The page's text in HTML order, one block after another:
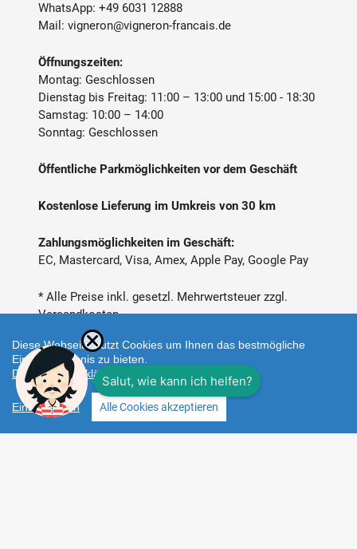
WhatsApp: +49 6031 12888
Mail: vigneron@vigneron-francais.de
Öffnungszeiten:
Montag: Geschlossen
Dienstag bis Freitag: 11:00 – 13:00 und 15:00 - 18:30
Samstag: 10:00 – 14:00
Sonntag: Geschlossen
Öffentliche Parkmöglichkeiten vor dem Geschäft
Kostenlose Lieferung im Umkreis von 30 km
Zahlungsmöglichkeiten im Geschäft:
EC, Mastercard, Visa, Amex, Apple Pay, Google Pay
* Alle Preise inkl. gesetzl. Mehrwertsteuer zzgl.
Versandkosten
Zahlungsarten
Diese Webseite nutzt Cookies um Ihnen das bestmögliche
Einkaufserlebnis zu bieten.
Datenschutzerklärung
Einstellungen Alle Cookies akzeptieren